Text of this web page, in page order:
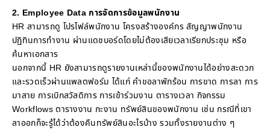
2. Employee Data การจัดการข้อมูลพนักงาน
HR สามารถดู โปรไฟล์พนักงาน โครงสร้างองค์กร สัญญาพนักงาน
ปฏิทินการทำงาน ผ่านแดชบอร์ดโดยไม่ต้องเสียเวลาเรียกประชุม หรือ
ค้นหาเอกสาร
นอกจากนี้ HR ยังสามารถดูรายงานเหล่านี้ของพนักงานได้อย่างสะดวก
และรวดเร็วผ่านแพลตฟอร์ม ได้แก่ คำขอลาพักร้อน การขาด การลา การ
มาสาย การเบิกสวัสดิการ การเข้าร่วมงาน ตารางเวลา กิจกรรม
Workflows ตารางงาน กะงาน ทรัพย์สินของพนักงาน เช่น กรณีที่เขา
ลาออกก็จะรู้ได้ว่าต้องคืนทรัพย์สินอะไรบ้าง รวมทั้งรายงานต่าง ๆ